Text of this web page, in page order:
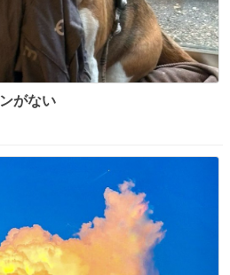
がない